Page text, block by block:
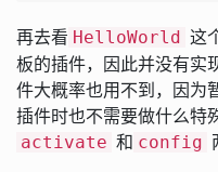
再去看 HelloWorld 这
板的插件，因此并没有实
件大概率也用不到，因为
插件时也不需要做什么特
activate 和 config